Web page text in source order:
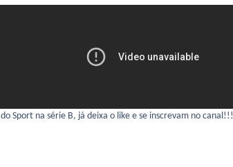
Sport na série B, já deixa o like e se inscrevam no canal!!!